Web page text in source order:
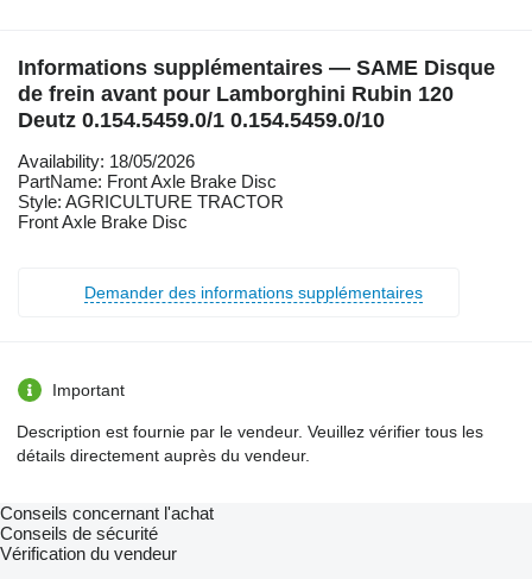
Informations supplémentaires — SAME Disque
de frein avant pour Lamborghini Rubin 120
Deutz 0.154.5459.0/1 0.154.5459.0/10
Availability: 18/05/2026
PartName: Front Axle Brake Disc
Style: AGRICULTURE TRACTOR
Front Axle Brake Disc
Demander des informations supplémentaires
Important
Description est fournie par le vendeur. Veuillez vérifier tous les
détails directement auprès du vendeur.
Conseils concernant l'achat
Conseils de sécurité
Vérification du vendeur